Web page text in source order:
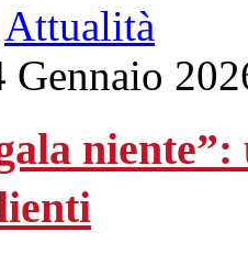
Attualità
Gennaio